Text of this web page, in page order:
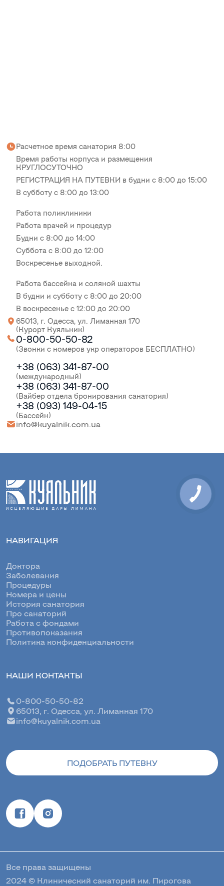
Расчетное время санатория 8:00
Время работы корпуса и размещения
КРУГЛОСУТОЧНО
РЕГИСТРАЦИЯ НА ПУТЕВКИ в будни с 8:00 до 15:00
В субботу с 8:00 до 13:00
Работа поликлиники
Работа врачей и процедур
Будни с 8:00 до 14:00
Суббота с 8:00 до 12:00
Воскресенье выходной.
Работа бассейна и соляной шахты
В будни и субботу с 8:00 до 20:00
В воскресенье с 12:00 до 20:00
65013, г. Одесса, ул. Лиманная 170
(Курорт Куяльник)
0-800-50-50-82
(Звонки с номеров укр операторов БЕСПЛАТНО)
+38 (063) 341-87-00
(международный)
+38 (063) 341-87-00
(Вайбер отдела бронирования санатория)
+38 (093) 149-04-15
(Бассейн)
info@kuyalnik.com.ua
НАВИГАЦИЯ
Доктора
Заболевания
Процедуры
Номера и цены
История санатория
Про санаторий
Работа с фондами
Противопоказания
Политика конфиденциальности
НАШИ КОНТАКТЫ
0-800-50-50-82
65013, г. Одесса, ул. Лиманная 170
info@kuyalnik.com.ua
ПОДОБРАТЬ ПУТЕВКУ
Все права защищены
2024 © Клинический санаторий им. Пирогова